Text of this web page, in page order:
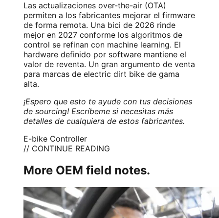
Las actualizaciones over-the-air (OTA)
permiten a los fabricantes mejorar el firmware
de forma remota. Una bici de 2026 rinde
mejor en 2027 conforme los algoritmos de
control se refinan con machine learning. El
hardware definido por software mantiene el
valor de reventa. Un gran argumento de venta
para marcas de electric dirt bike de gama
alta.
¡Espero que esto te ayude con tus decisiones
de sourcing! Escríbeme si necesitas más
detalles de cualquiera de estos fabricantes.
E-bike Controller
// CONTINUE READING
More OEM field notes.